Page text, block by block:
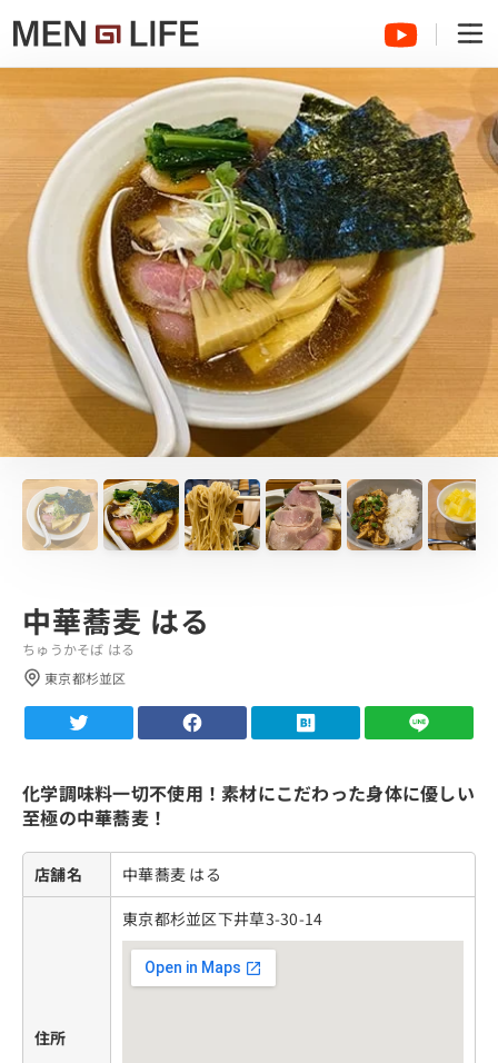
中華蕎麦 はる
ちゅうかそば はる
東京都杉並区
化学調味料一切不使用！素材にこだわった身体に優しい
至極の中華蕎麦！
店舗名 中華蕎麦 はる
住所
東京都杉並区下井草3-30-14